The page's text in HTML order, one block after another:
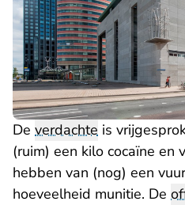
De verdachte is
(ruim) een kilo cocaïne en
hebben van (nog) een
hoeveelheid munitie. De